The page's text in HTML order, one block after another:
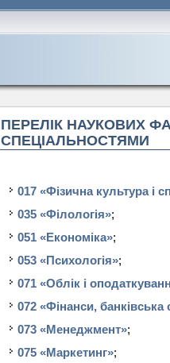
ПЕРЕЛІК НАУКОВИХ
СПЕЦІАЛЬНОСТЯМИ
017 «Фізична культура і
035 «Філологія»;
051 «Економіка»;
053 «Психологія»;
071 «Облік і
072 «Фінанси, банківська
073 «Менеджмент»;
075 «Маркетинг»;